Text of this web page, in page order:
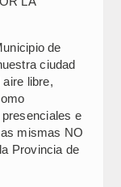
de
ciudad
libre,
e
mismas NO
Provincia de